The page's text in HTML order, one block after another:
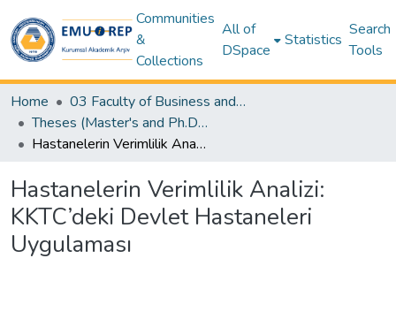
Communities
&
Collections
All of
DSpace
Statistics
Search
Tools
Home
03 Faculty of Business and Economics
Theses (Master's and Ph.D) – Business and Economics
Hastanelerin Verimlilik Analizi: KKTC’deki Devlet Hastaneleri Uygulaması
Hastanelerin Verimlilik Analizi:
KKTC’deki Devlet Hastaneleri
Uygulaması